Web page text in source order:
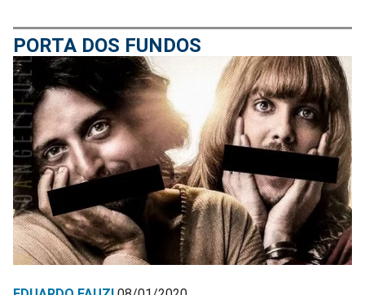
PORTA DOS FUNDOS